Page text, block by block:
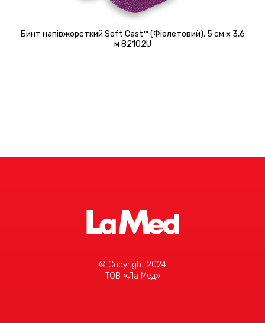
Бинт напівжорсткий Soft Cast™ (Фіолетовий), 5 см х 3,6
м 82102U
© Copyright 2024
ТОВ «Ла Мед»